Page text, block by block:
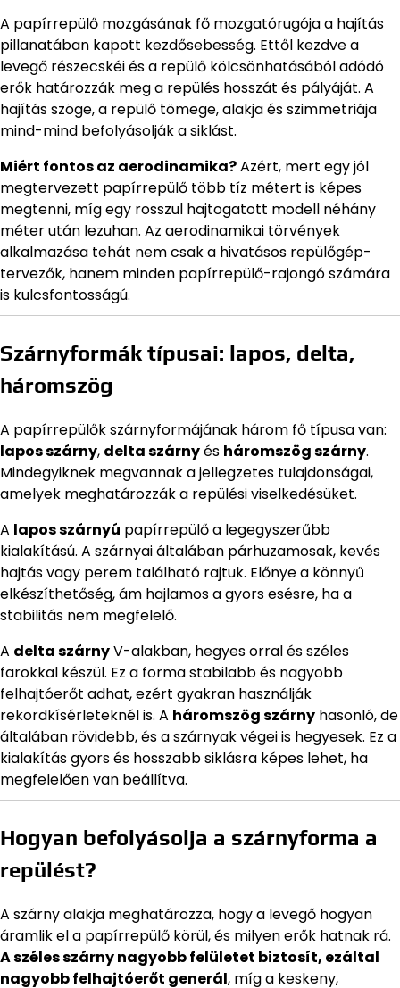
A papírrepülő mozgásának fő mozgatórugója a hajítás
pillanatában kapott kezdősebesség. Ettől kezdve a
levegő részecskéi és a repülő kölcsönhatásából adódó
erők határozzák meg a repülés hosszát és pályáját. A
hajítás szöge, a repülő tömege, alakja és szimmetriája
mind-mind befolyásolják a siklást.
Miért fontos az aerodinamika?Azért, mert egy jól
megtervezett papírrepülő több tíz métert is képes
megtenni, míg egy rosszul hajtogatott modell néhány
méter után lezuhan. Az aerodinamikai törvények
alkalmazása tehát nem csak a hivatásos repülőgép-
tervezők, hanem minden papírrepülő-rajongó számára
is kulcsfontosságú.
Szárnyformák típusai: lapos, delta,
háromszög
A papírrepülők szárnyformájának három fő típusa van:
lapos szárny, delta szárnyés háromszög szárny.
Mindegyiknek megvannak a jellegzetes tulajdonságai,
amelyek meghatározzák a repülési viselkedésüket.
A lapos szárnyú papírrepülő a legegyszerűbb
kialakítású. A szárnyai általában párhuzamosak, kevés
hajtás vagy perem található rajtuk. Előnye a könnyű
elkészíthetőség, ám hajlamos a gyors esésre, ha a
stabilitás nem megfelelő.
A delta szárnyV-alakban, hegyes orral és széles
farokkal készül. Ez a forma stabilabb és nagyobb
felhajtóerőt adhat, ezért gyakran használják
rekordkísérleteknél is. A háromszög szárny hasonló, de
általában rövidebb, és a szárnyak végei is hegyesek. Ez a
kialakítás gyors és hosszabb siklásra képes lehet, ha
megfelelően van beállítva.
Hogyan befolyásolja a szárnyforma a
repülést?
A szárny alakja meghatározza, hogy a levegő hogyan
áramlik el a papírrepülő körül, és milyen erők hatnak rá.
A széles szárny nagyobb felületet biztosít, ezáltal
nagyobb felhajtóerőt generál, míg a keskeny,